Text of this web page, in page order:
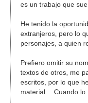
es un trabajo que
He tenido la
extranjeros, pero lo
personajes, a quien
Prefiero omitir su
textos de otros, me
escritos, por lo que
material… Cuando lo